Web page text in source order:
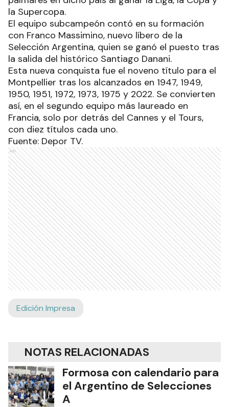
la Supercopa.
El equipo subcampeón contó en su formación
con Franco Massimino, nuevo líbero de la
Selección Argentina, quien se ganó el puesto tras
la salida del histórico Santiago Danani.
Esta nueva conquista fue el noveno título para el
Montpellier tras los alcanzados en 1947, 1949,
1950, 1951, 1972, 1973, 1975 y 2022. Se convierten
así, en el segundo equipo más laureado en
Francia, solo por detrás del Cannes y el Tours,
con diez títulos cada uno.
Fuente: Depor TV.
Ads
Edición Impresa
NOTAS RELACIONADAS
Formosa con calendario para
el Argentino de Selecciones
A